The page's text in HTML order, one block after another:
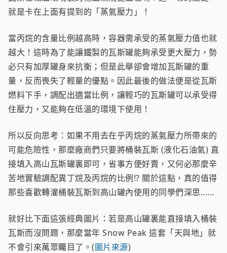
就是卡在上面有提到的「蒸氣壓力」！
當丙烷的含量比例越高時，容器需承受的蒸氣壓力值也就
越大！這時為了能讓鐵製的瓦斯罐能夠承受更大壓力，勢
必只有加厚罐身來抗衡；但是此舉卻會增加瓦斯罐的重
量，反而喪失了輕量的優點。因此最後的做法便是從瓦斯
燃料下手，調配出適當比例，讓輕巧的瓦斯罐可以承受得
住壓力，又能夠在低溫的環境下使用！
所以反向思考：如果不用去在乎丙烷的蒸氣壓力所帶來的
可能危險性，那麼廠商們只要將桶裝瓦斯 (液化石油氣) 直
接填入高山瓦斯罐裏即可，省事方便好賣，又何必那麼辛
苦地實驗調配異丁烷及丙烷的比例!? 關於這點，真的值得
那些喜歡轉灌桶裝瓦斯到高山罐內使用的同學們深思......
就好比下面這張經典圖片：若是高山罐裏能直接填入桶裝
瓦斯而沒問題，那麼當年 Snow Peak 這套「天與地」就
不會引來萬眾矚目了。(圖片來源)